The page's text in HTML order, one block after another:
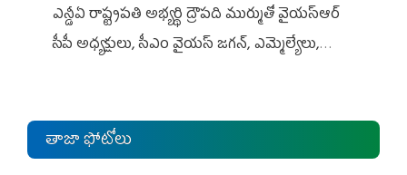
ఎన్డీఏ రాష్ట్ర‌ప‌తి అభ్య‌ర్థి ద్రౌప‌ది ముర్ముతో వైయ‌స్ఆర్
సీపీ అధ్య‌క్షులు, సీఎం వైయ‌స్ జ‌గ‌న్, ఎమ్మెల్యేలు,
తాజా ఫోటోలు